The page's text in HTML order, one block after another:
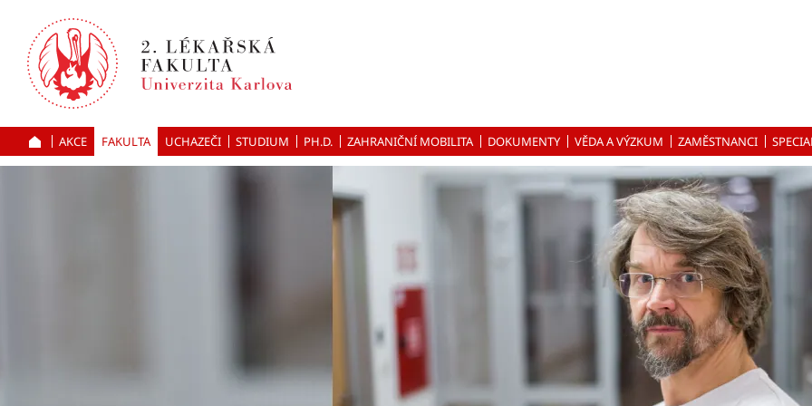
k hlavnímu
obsahu
ÚVOD
AKCE FAKULTA UCHAZEČI STUDIUM PH.D. ZAHRANIČNÍ MOBILITA DOKUMENTY VĚDA A VÝZKUM ZAMĚSTNANCI